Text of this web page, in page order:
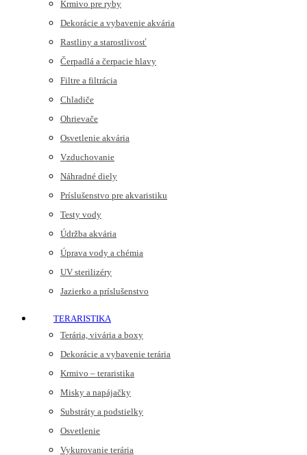
Krmivo pre ryby
Dekorácie a vybavenie akvária
Rastliny a starostlivosť
Čerpadlá a čerpacie hlavy
Filtre a filtrácia
Chladiče
Ohrievače
Osvetlenie akvária
Vzduchovanie
Náhradné diely
Príslušenstvo pre akvaristiku
Testy vody
Údržba akvária
Úprava vody a chémia
UV sterilizéry
Jazierko a príslušenstvo
TERARISTIKA
Terária, vivária a boxy
Dekorácie a vybavenie terária
Krmivo – teraristika
Misky a napájačky
Substráty a podstielky
Osvetlenie
Vykurovanie terária